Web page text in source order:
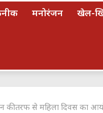
मनोरंजन खेल-
की तरफ से महिला दिवस का